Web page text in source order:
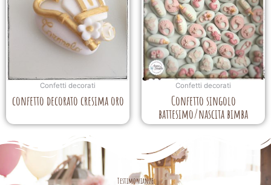
Confetti decorati
confetto decorato cresima oro
Confetti decorati
Confetto singolo
battesimo/nascita bimba
Testimonianze